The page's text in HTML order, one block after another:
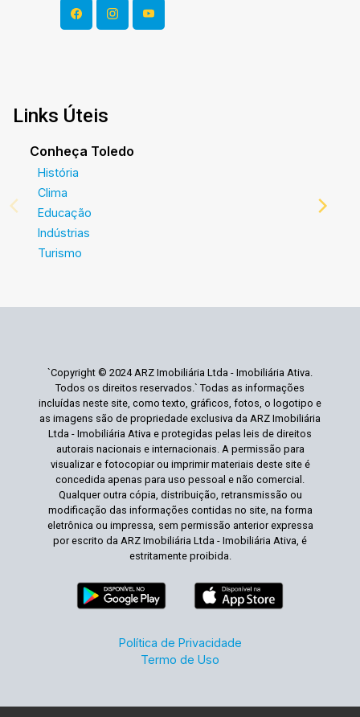
Links Úteis
Conheça Toledo
História
Clima
Educação
Indústrias
Turismo
`Copyright © 2024 ARZ Imobiliária Ltda - Imobiliária Ativa.
Todos os direitos reservados.` Todas as informações
incluídas neste site, como texto, gráficos, fotos, o logotipo e
as imagens são de propriedade exclusiva da ARZ Imobiliária
Ltda - Imobiliária Ativa e protegidas pelas leis de direitos
autorais nacionais e internacionais. A permissão para
visualizar e fotocopiar ou imprimir materiais deste site é
concedida apenas para uso pessoal e não comercial.
Qualquer outra cópia, distribuição, retransmissão ou
modificação das informações contidas no site, na forma
eletrônica ou impressa, sem permissão anterior expressa
por escrito da ARZ Imobiliária Ltda - Imobiliária Ativa, é
estritamente proibida.
Política de Privacidade
Termo de Uso